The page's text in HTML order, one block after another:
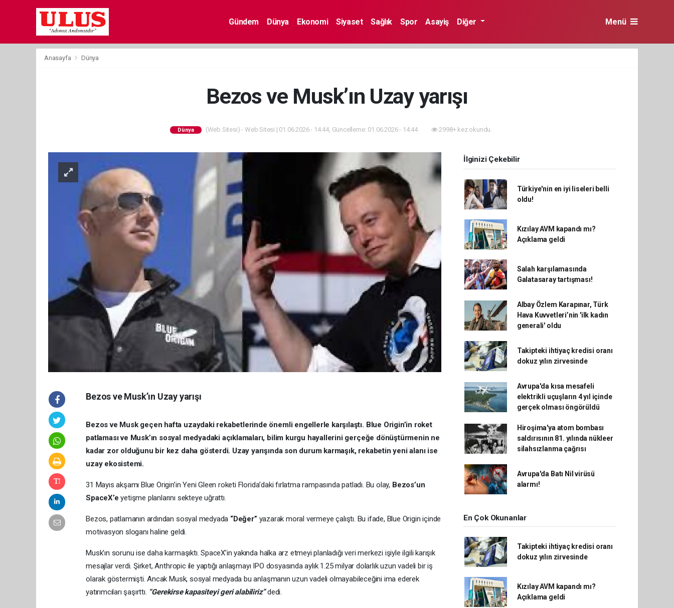
Gündem Dünya Ekonomi Siyaset Sağlık Spor Asayiş Diğer Menü
Anasayfa Dünya
Bezos ve Musk’ın Uzay yarışı
Dünya (Web Sitesi) - Web Sitesi | 01.06.2026 - 14:44, Güncelleme: 01.06.2026 - 14:44 2998+ kez okundu.
Bezos ve Musk’ın Uzay yarışı
Bezos ve Musk geçen hafta uzaydaki rekabetlerinde önemli engellerle karşılaştı. Blue Origin’in roket
patlaması ve Musk’ın sosyal medyadaki açıklamaları, bilim kurgu hayallerini gerçeğe dönüştürmenin ne
kadar zor olduğunu bir kez daha gösterdi. Uzay yarışında son durum karmaşık, rekabetin yeni alanı ise
uzay ekosistemi.
31 Mayıs akşamı Blue Origin’in Yeni Gleen roketi Florida’daki fırlatma rampasında patladı. Bu olay, Bezos’un
SpaceX’e yetişme planlarını sekteye uğrattı.
Bezos, patlamanın ardından sosyal medyada “Değer” yazarak moral vermeye çalıştı. Bu ifade, Blue Origin içinde
motivasyon sloganı haline geldi.
Musk’ın sorunu ise daha karmaşıktı. SpaceX’in yakında halka arz etmeyi planladığı veri merkezi işiyle ilgili karışık
mesajlar verdi. Şirket, Anthropic ile yaptığı anlaşmayı IPO dosyasında aylık 1.25 milyar dolarlık uzun vadeli bir iş
olarak göstermişti. Ancak Musk, sosyal medyada bu anlaşmanın uzun vadeli olmayabileceğini ima ederek
yatırımcıları şaşırttı. “Gerekirse kapasiteyi geri alabiliriz”dedi.
İlginizi Çekebilir
Türkiye'nin en iyi liseleri belli
oldu!
Kızılay AVM kapandı mı?
Açıklama geldi
Salah karşılamasında
Galatasaray tartışması!
Albay Özlem Karapınar, Türk
Hava Kuvvetleri’nin 'ilk kadın
generali' oldu
Takipteki ihtiyaç kredisi oranı
dokuz yılın zirvesinde
Avrupa'da kısa mesafeli
elektrikli uçuşların 4 yıl içinde
gerçek olması öngörüldü
Hiroşima'ya atom bombası
saldırısının 81. yılında nükleer
silahsızlanma çağrısı
Avrupa'da Batı Nil virüsü
alarmı!
En Çok Okunanlar
Takipteki ihtiyaç kredisi oranı
dokuz yılın zirvesinde
Kızılay AVM kapandı mı?
Açıklama geldi